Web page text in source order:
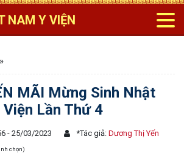
NAM Y VIỆN
»
MÃI Mừng Sinh Nhật
Lần Thứ 4
- 25/03/2023 *Tác giả: Dương Thị Yến
chọn)